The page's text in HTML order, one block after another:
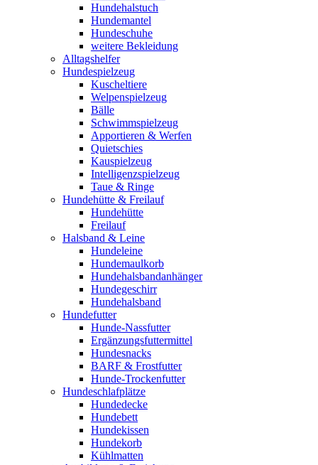
Hundehalstuch
Hundemantel
Hundeschuhe
weitere Bekleidung
Alltagshelfer
Hundespielzeug
Kuscheltiere
Welpenspielzeug
Bälle
Schwimmspielzeug
Apportieren & Werfen
Quietschies
Kauspielzeug
Intelligenzspielzeug
Taue & Ringe
Hundehütte & Freilauf
Hundehütte
Freilauf
Halsband & Leine
Hundeleine
Hundemaulkorb
Hundehalsbandanhänger
Hundegeschirr
Hundehalsband
Hundefutter
Hunde-Nassfutter
Ergänzungsfuttermittel
Hundesnacks
BARF & Frostfutter
Hunde-Trockenfutter
Hundeschlafplätze
Hundedecke
Hundebett
Hundekissen
Hundekorb
Kühlmatten